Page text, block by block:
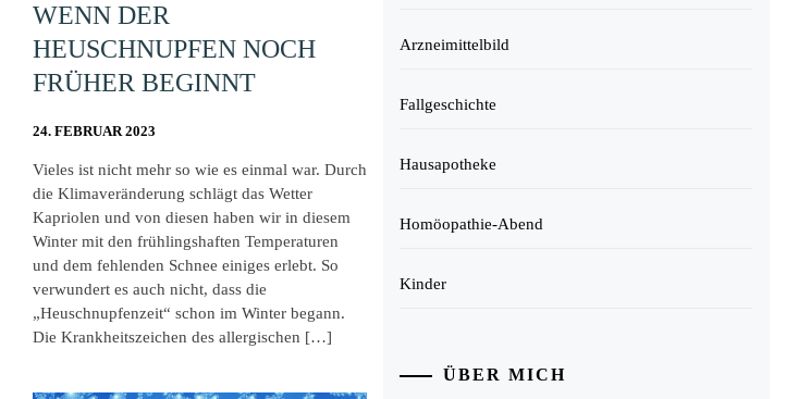
WENN DER
HEUSCHNUPFEN NOCH
FRÜHER BEGINNT
24. FEBRUAR 2023
Vieles ist nicht mehr so wie es einmal war. Durch
die Klimaveränderung schlägt das Wetter
Kapriolen und von diesen haben wir in diesem
Winter mit den frühlingshaften Temperaturen
und dem fehlenden Schnee einiges erlebt. So
verwundert es auch nicht, dass die
„Heuschnupfenzeit“ schon im Winter begann.
Die Krankheitszeichen des allergischen […]
Arzneimittelbild
Fallgeschichte
Hausapotheke
Homöopathie-Abend
Kinder
ÜBER MICH